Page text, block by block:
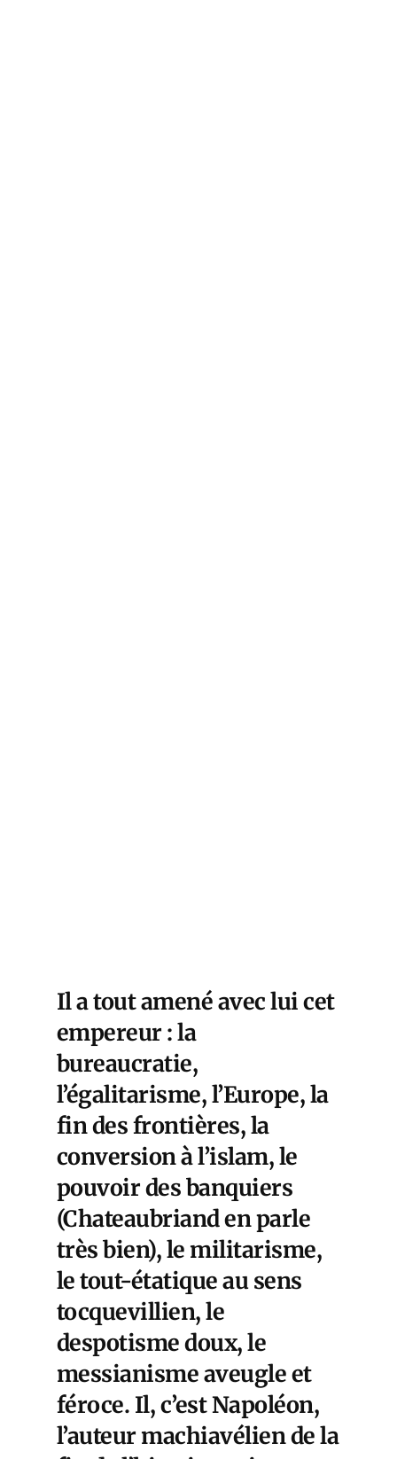
Il a tout amené avec lui cet
empereur : la
bureaucratie,
l’égalitarisme, l’Europe, la
fin des frontières, la
conversion à l’islam, le
pouvoir des banquiers
(Chateaubriand en parle
très bien), le militarisme,
le tout-étatique au sens
tocquevillien, le
despotisme doux, le
messianisme aveugle et
féroce. Il, c’est Napoléon,
l’auteur machiavélien de la